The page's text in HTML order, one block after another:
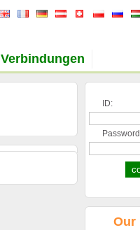
Verbindungen
ID:
Our